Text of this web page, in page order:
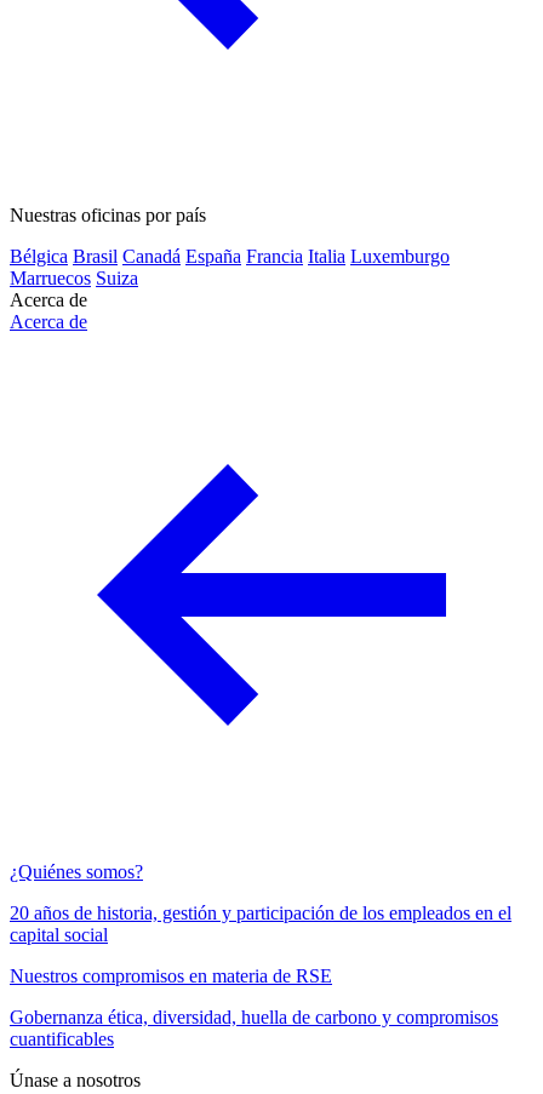
Nuestras oficinas por país
Bélgica Brasil Canadá España Francia Italia Luxemburgo
Marruecos Suiza
Acerca de
Acerca de
¿Quiénes somos?
20 años de historia, gestión y participación de los empleados en el
capital social
Nuestros compromisos en materia de RSE
Gobernanza ética, diversidad, huella de carbono y compromisos
cuantificables
Únase a nosotros